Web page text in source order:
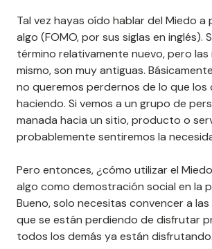
Tal vez hayas oído hablar del Miedo a
algo (FOMO, por sus siglas en inglés).
término relativamente nuevo, pero
mismo, son muy antiguas.
no queremos perdernos de lo que los
haciendo. Si vemos a un grupo de
manada hacia un sitio, producto o
probablemente sentiremos la
Pero entonces, ¿cómo utilizar el
algo como demostración social en la
Bueno, solo necesitas convencer a
que se están perdiendo de disfrutar
todos los demás ya están